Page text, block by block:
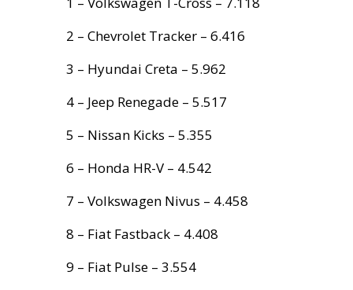
2 – Chevrolet Tracker – 6.416
3 – Hyundai Creta – 5.962
4 – Jeep Renegade – 5.517
5 – Nissan Kicks – 5.355
6 – Honda HR-V – 4.542
7 – Volkswagen Nivus – 4.458
8 – Fiat Fastback – 4.408
9 – Fiat Pulse – 3.554